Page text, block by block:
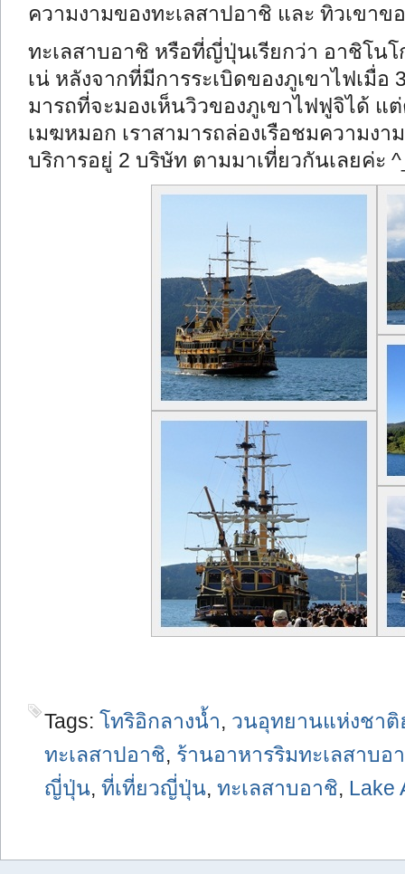
ความงามของทะเลสาปอาชิ และ ทิวเขา
ทะเลสาบอาชิ หรือที่ญี่ปุ่นเรียกว่า อาชิโน
เน่ หลังจากที่มีการระเบิดของภูเขาไฟเมื่
มารถที่จะมองเห็นวิวของภูเขาไฟฟูจิได้
เมฆหมอก เราสามารถล่องเรือชมความง
บริการอยู่ 2 บริษัท ตามมาเที่ยวกันเลยค่ะ
Tags: โทริอิกลางน้ำ, วนอุทยานแห่งชาติ
ทะเลสาปอาชิ, ร้านอาหารริมทะเลสาบอ
ญี่ปุ่น, ที่เที่ยวญี่ปุ่น, ทะเลสาบอาชิ, Lake